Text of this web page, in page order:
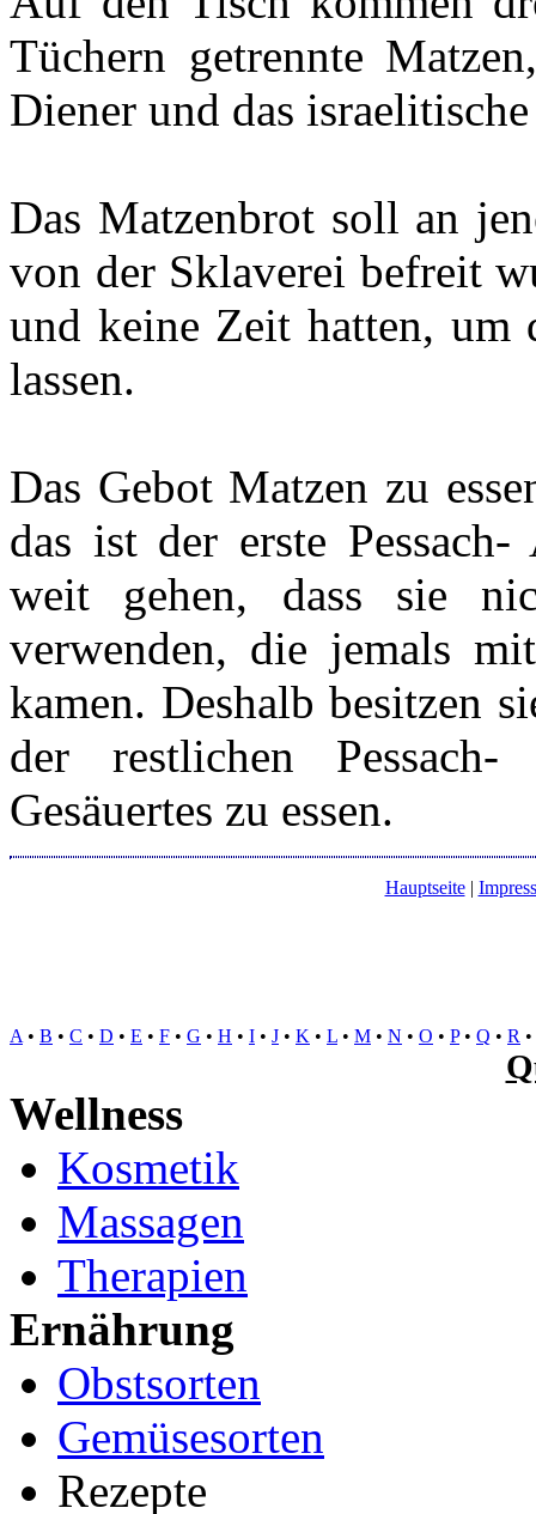
Tüchern getrennte
Diener und das
Das Matzenbrot soll an
von der Sklaverei befreit
und keine Zeit hatten, um
lassen.
Das Gebot Matzen zu
das ist der erste
weit gehen, dass sie
verwenden, die jemals
kamen. Deshalb besitzen
der restlichen
Gesäuertes zu essen.
Hauptseite|
A • B • C • D • E • F • G • H • I • J • K • L • M • N • O • P• Q • R •
Wellness
Kosmetik
Massagen
Therapien
Ernährung
Obstsorten
Gemüsesorten
Rezepte